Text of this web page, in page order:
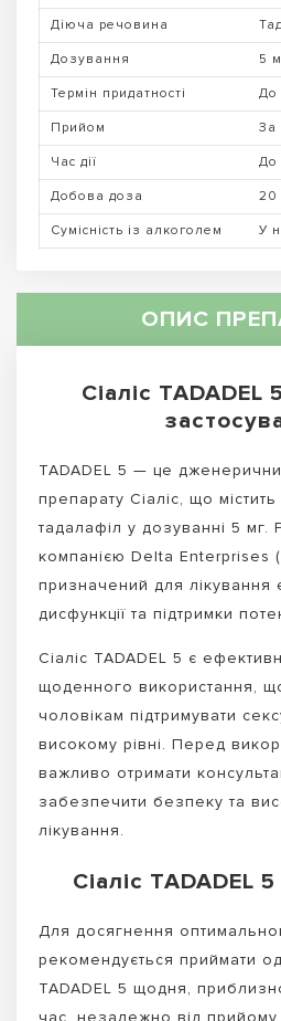
Діюча речовина
Дозування 5
Термін придатності До
Прийом За
Час дії До
Добова доза 20
Сумісність із алкоголем У
ОПИС
Сіаліс TADADEL
TADADEL 5 — це
препарату Сіаліс, що
тадалафіл у дозуванні 5 мг.
компанією Delta Enterprises
призначений для лікування
дисфункції та підтримки
Сіаліс TADADEL 5 є
щоденного використання,
чоловікам підтримувати
високому рівні. Перед
важливо отримати
забезпечити безпеку та
лікування.
Сіаліс TADADEL
Для досягнення
рекомендується приймати
TADADEL 5 щодня,